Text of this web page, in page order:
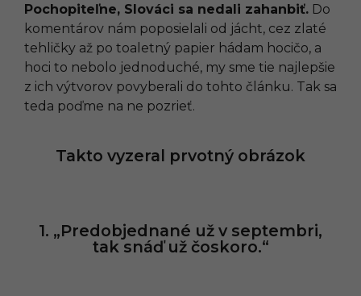
Pochopiteľne, Slováci sa nedali zahanbiť. Do
komentárov nám poposielali od jácht, cez zlaté
tehličky až po toaletný papier hádam hocičo, a
hoci to nebolo jednoduché, my sme tie najlepšie
z ich výtvorov povyberali do tohto článku. Tak sa
teda poďme na ne pozrieť.
Takto vyzeral prvotný obrázok
1. „Predobjednané už v septembri,
tak snáď už čoskoro.“